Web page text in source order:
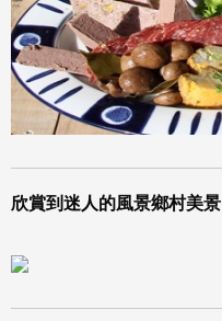
欣賞到迷人的風景鄉村美景